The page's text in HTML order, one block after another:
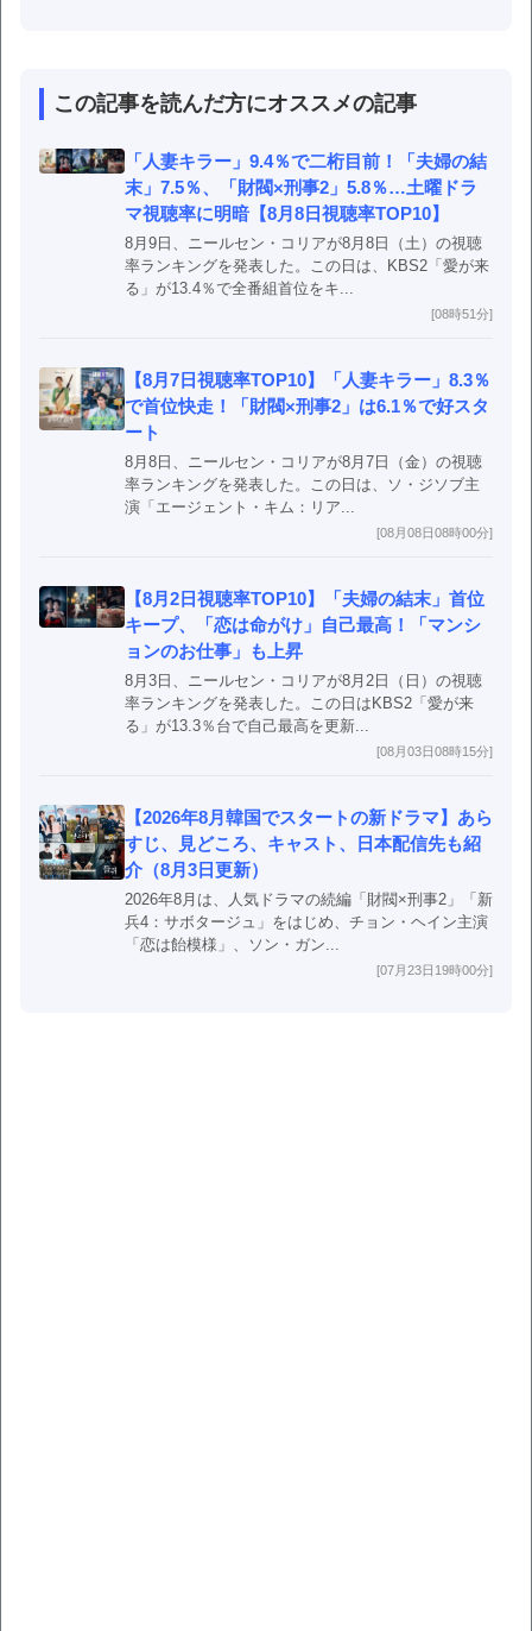
この記事を読んだ方にオススメの記事
「人妻キラー」9.4％で二桁目前！「夫婦の結
末」7.5％、「財閥×刑事2」5.8％…土曜ドラ
マ視聴率に明暗【8月8日視聴率TOP10】
8月9日、ニールセン・コリアが8月8日（土）の視聴
率ランキングを発表した。この日は、KBS2「愛が来
る」が13.4％で全番組首位をキ...
[08時51分]
【8月7日視聴率TOP10】「人妻キラー」8.3％
で首位快走！「財閥×刑事2」は6.1％で好スタ
ート
8月8日、ニールセン・コリアが8月7日（金）の視聴
率ランキングを発表した。この日は、ソ・ジソブ主
演「エージェント・キム：リア...
[08月08日08時00分]
【8月2日視聴率TOP10】「夫婦の結末」首位
キープ、「恋は命がけ」自己最高！「マンシ
ョンのお仕事」も上昇
8月3日、ニールセン・コリアが8月2日（日）の視聴
率ランキングを発表した。この日はKBS2「愛が来
る」が13.3％台で自己最高を更新...
[08月03日08時15分]
【2026年8月韓国でスタートの新ドラマ】あら
すじ、見どころ、キャスト、日本配信先も紹
介（8月3日更新）
2026年8月は、人気ドラマの続編「財閥×刑事2」「新
兵4：サボタージュ」をはじめ、チョン・ヘイン主演
「恋は飴模様」、ソン・ガン...
[07月23日19時00分]